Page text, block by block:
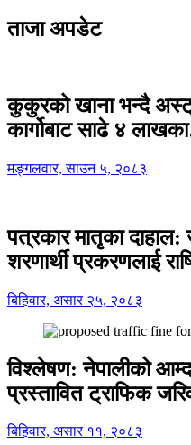
ताजा अपडेट
कुकुरको खाना भन्दै
कार्गोबाट साढे ४
मङ्गलवार, साउन ५, २०८३
पत्रकार मातृका
शरणार्थी प्रकरणलाई
बिहिवार, असार २५, २०८३
विश्लेषण: नेपालीको
प्रस्तावित ट्राफिक
बिहिवार, असार ११, २०८३